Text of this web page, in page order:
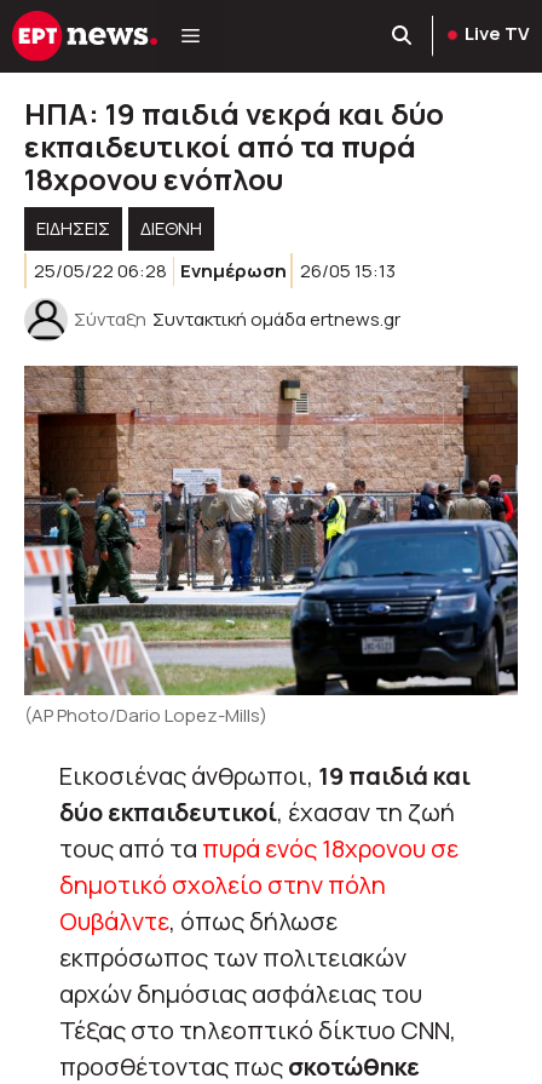
Μετάβαση
σε
Live TV
ΗΠΑ: 19 παιδιά νεκρά και δύο
εκπαιδευτικοί από τα πυρά
18χρονου ενόπλου
ΕΙΔΗΣΕΙΣ
ΔΙΕΘΝΗ
25/05/22 06:28
Ενημέρωση 26/05 15:13
Σύνταξη Συντακτική ομάδα ertnews.gr
(AP Photo/Dario Lopez-Mills)
Εικοσιένας άνθρωποι, 19 παιδιά και
δύο εκπαιδευτικοί, έχασαν τη ζωή
τους από τα πυρά ενός 18χρονου σε
δημοτικό σχολείο στην πόλη
Ουβάλντε, όπως δήλωσε
εκπρόσωπος των πολιτειακών
αρχών δημόσιας ασφάλειας του
Τέξας στο τηλεοπτικό δίκτυο CNN,
προσθέτοντας πωςσκοτώθηκε